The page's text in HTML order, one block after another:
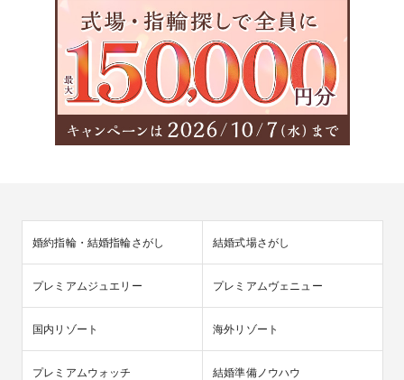
婚約指輪・結婚指輪さがし 結婚式場さがし
プレミアムジュエリー プレミアムヴェニュー
国内リゾート 海外リゾート
プレミアムウォッチ 結婚準備ノウハウ